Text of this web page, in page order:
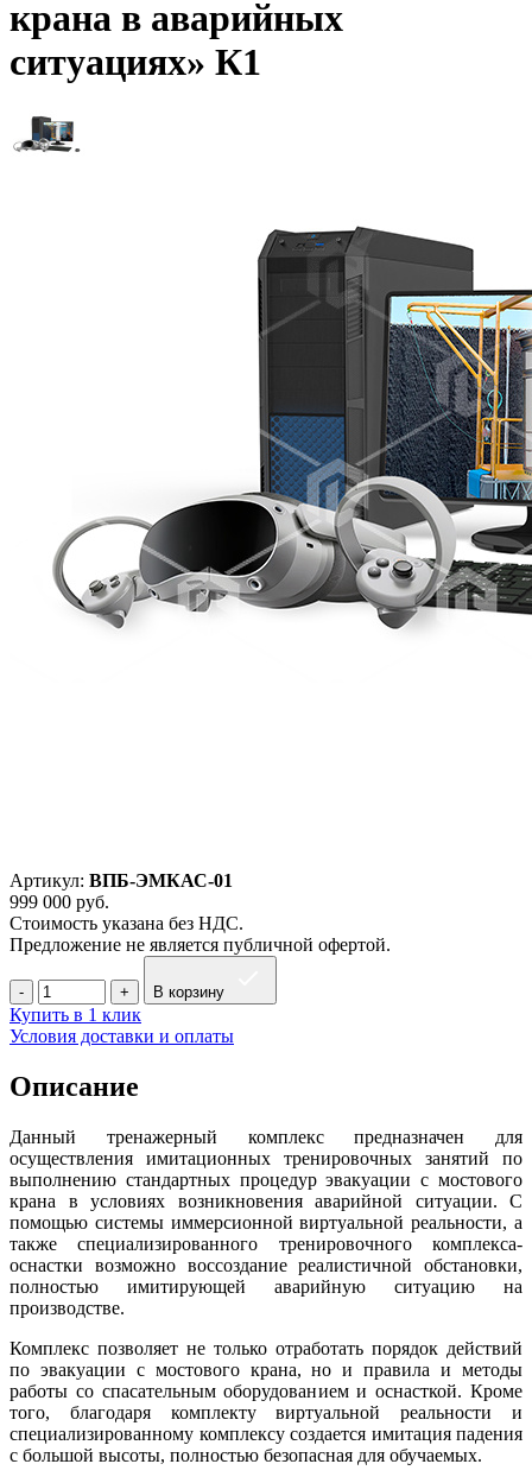
крана в аварийных
ситуациях» К1
Артикул: ВПБ-ЭМКАС-01
999 000 руб.
Стоимость указана без НДС.
Предложение не является публичной офертой.
В корзину
Купить в 1 клик
Условия доставки и оплаты
Описание
Данный тренажерный комплекс предназначен для
осуществления имитационных тренировочных занятий по
выполнению стандартных процедур эвакуации с мостового
крана в условиях возникновения аварийной ситуации. С
помощью системы иммерсионной виртуальной реальности, а
также специализированного тренировочного комплекса-
оснастки возможно воссоздание реалистичной обстановки,
полностью имитирующей аварийную ситуацию на
производстве.
Комплекс позволяет не только отработать порядок действий
по эвакуации с мостового крана, но и правила и методы
работы со спасательным оборудованием и оснасткой. Кроме
того, благодаря комплекту виртуальной реальности и
специализированному комплексу создается имитация падения
с большой высоты, полностью безопасная для обучаемых.